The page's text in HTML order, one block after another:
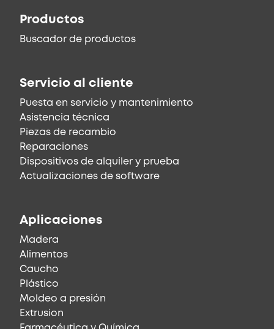
Productos
Buscador de productos
Servicio al cliente
Puesta en servicio y mantenimiento
Asistencia técnica
Piezas de recambio
Reparaciones
Dispositivos de alquiler y prueba
Actualizaciones de software
Aplicaciones
Madera
Alimentos
Caucho
Plástico
Moldeo a presión
Extrusion